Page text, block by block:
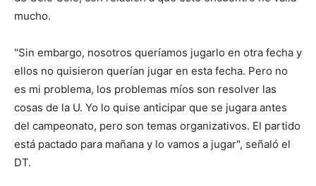
mucho.
"Sin embargo, nosotros queríamos jugarlo en otra fecha y
ellos no quisieron querían jugar en esta fecha. Pero no
es mi problema, los problemas míos son resolver las
cosas de la U. Yo lo quise anticipar que se jugara antes
del campeonato, pero son temas organizativos. El partido
está pactado para mañana y lo vamos a jugar", señaló el
DT.